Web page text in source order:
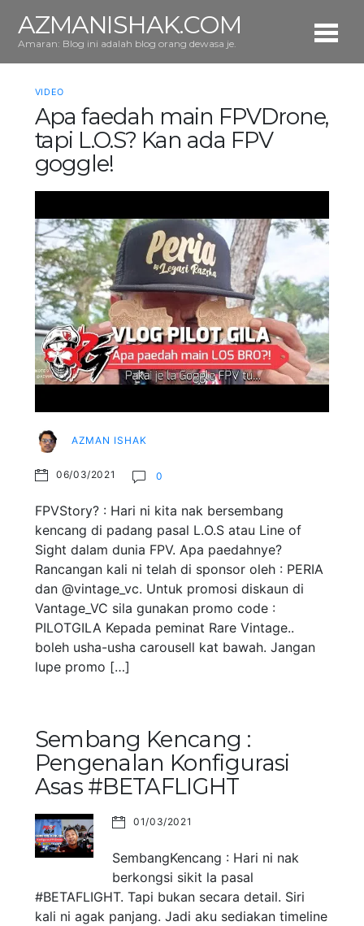
AZMANISHAK.COM
Amaran: Blog ini adalah blog orang dewasa je.
VIDEO
Apa faedah main FPVDrone,
tapi L.O.S? Kan ada FPV
goggle!
AZMAN ISHAK
06/03/2021 0
FPVStory? : Hari ni kita nak bersembang
kencang di padang pasal L.O.S atau Line of
Sight dalam dunia FPV. Apa paedahnye?
Rancangan kali ni telah di sponsor oleh : PERIA
dan @vintage_vc. Untuk promosi diskaun di
Vantage_VC sila gunakan promo code :
PILOTGILA Kepada peminat Rare Vintage..
boleh usha-usha carousell kat bawah. Jangan
lupe promo […]
Sembang Kencang :
Pengenalan Konfigurasi
Asas #BETAFLIGHT
01/03/2021
SembangKencang : Hari ni nak
berkongsi sikit la pasal
#BETAFLIGHT. Tapi bukan secara detail. Siri
kali ni agak panjang. Jadi aku sediakan timeline